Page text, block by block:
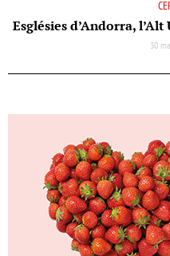
Esglésies d’Andorra,
30